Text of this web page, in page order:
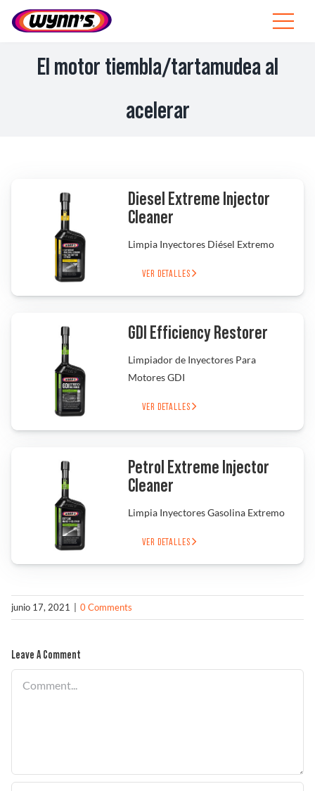
Toggle
Profesionales
Consejos
Noticias
Solucionador de Problemas
El motor tiembla/tartamudea al
acelerar
Diesel Extreme Injector
Cleaner
Limpia Inyectores Diésel Extremo
VER DETALLES
GDI Efficiency Restorer
Limpiador de Inyectores Para
Motores GDI
VER DETALLES
Petrol Extreme Injector
Cleaner
Limpia Inyectores Gasolina Extremo
VER DETALLES
junio 17, 2021 0 Comments
Leave A Comment